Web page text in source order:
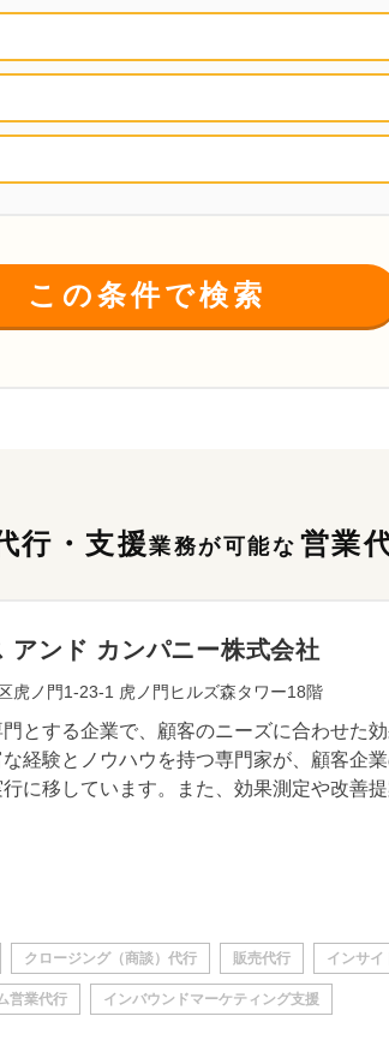
この条件で検索
行・支援業務が可能な 営業
アンド カンパニー株式会社
虎ノ門1-23-1 虎ノ門ヒルズ森タワー18階
とする企業で、顧客のニーズに合わせた
な経験とノウハウを持つ専門家が、顧客企
に移しています。また、効果測定や改善
クロージング（商談）代行 販売代行 インサイ
営業代行 インバウンドマーケティング支援